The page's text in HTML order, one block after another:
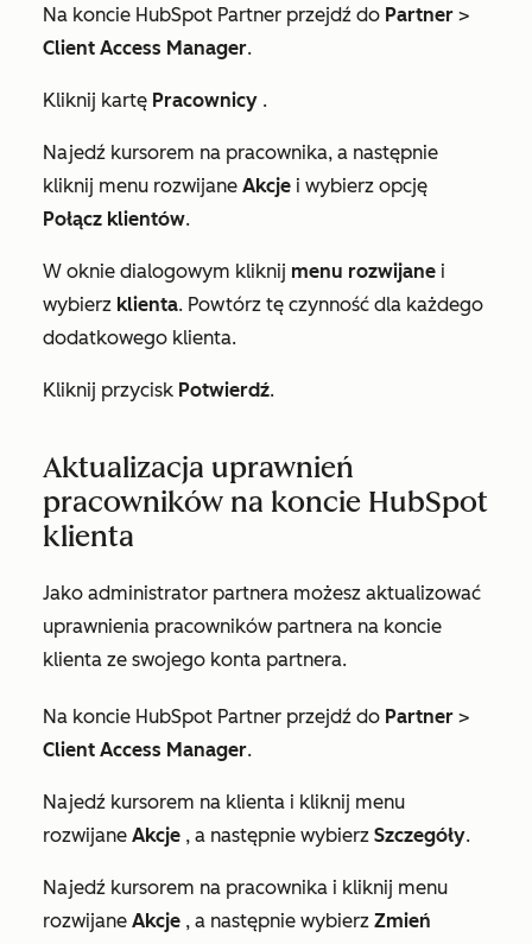
Na koncie HubSpot Partner przejdź do Partner >
Client Access Manager.
Kliknij kartę Pracownicy .
Najedź kursorem na pracownika, a następnie
kliknij menu rozwijane Akcje i wybierz opcję
Połącz klientów.
W oknie dialogowym kliknij menu rozwijane i
wybierz klienta. Powtórz tę czynność dla każdego
dodatkowego klienta.
Kliknij przycisk Potwierdź.
Aktualizacja uprawnień
pracowników na koncie HubSpot
klienta
Jako administrator partnera możesz aktualizować
uprawnienia pracowników partnera na koncie
klienta ze swojego konta partnera.
Na koncie HubSpot Partner przejdź do Partner >
Client Access Manager.
Najedź kursorem na klienta i kliknij menu
rozwijane Akcje , a następnie wybierz Szczegóły.
Najedź kursorem na pracownika i kliknij menu
rozwijane Akcje , a następnie wybierz Zmień